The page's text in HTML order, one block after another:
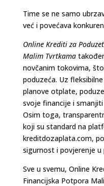
Time se ne samo
već i povećava
Online Krediti za
Malim Tvrtkamatakođer
novčanim tokovima,
poduzeća. Uz
planove otplate,
svoje financije i
Osim toga,
koji su standard na
kreditdozaplata.com,
sigurnost i povjerenje u
Sve u svemu, Online
Financijska Potpora